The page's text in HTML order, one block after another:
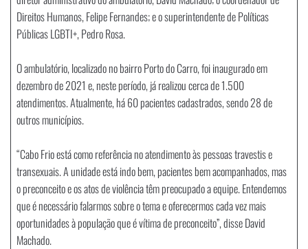
Direitos Humanos, Felipe Fernandes; e o superintendente de Políticas
Públicas LGBTI+, Pedro Rosa.
O ambulatório, localizado no bairro Porto do Carro, foi inaugurado em
dezembro de 2021 e, neste período, já realizou cerca de 1.500
atendimentos. Atualmente, há 60 pacientes cadastrados, sendo 28 de
outros municípios.
“Cabo Frio está como referência no atendimento às pessoas travestis e
transexuais. A unidade está indo bem, pacientes bem acompanhados, mas
o preconceito e os atos de violência têm preocupado a equipe. Entendemos
que é necessário falarmos sobre o tema e oferecermos cada vez mais
oportunidades à população que é vítima de preconceito”, disse David
Machado.